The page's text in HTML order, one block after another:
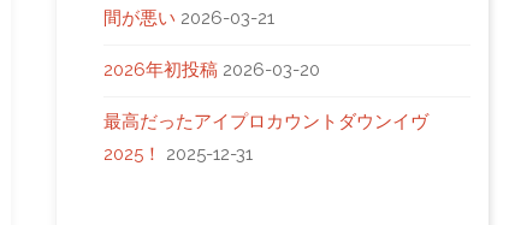
間が悪い 2026-03-21
2026年初投稿 2026-03-20
最高だったアイプロカウントダウンイヴ
2025！
2025-12-31